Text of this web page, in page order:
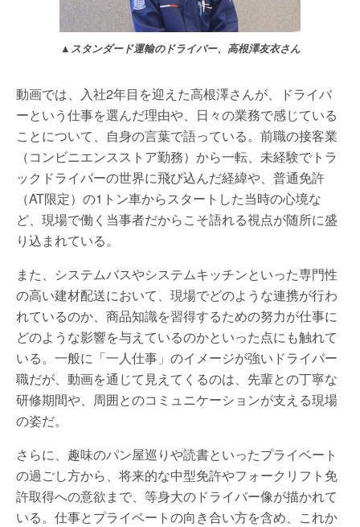
▲スタンダード運輸のドライバー、高根澤友衣さん
動画では、入社2年目を迎えた高根澤さんが、ドライバ
ーという仕事を選んだ理由や、日々の業務で感じている
ことについて、自身の言葉で語っている。前職の接客業
（コンビニエンスストア勤務）から一転、未経験でトラ
ックドライバーの世界に飛び込んだ経緯や、普通免許
（AT限定）の1トン車からスタートした当時の心境な
ど、現場で働く当事者だからこそ語れる視点が随所に盛
り込まれている。
また、システムバスやシステムキッチンといった専門性
の高い建材配送において、現場でどのような連携が行わ
れているのか、商品知識を習得するための努力が仕事に
どのような影響を与えているのかといった点にも触れて
いる。一般に「一人仕事」のイメージが強いドライバー
職だが、動画を通じて見えてくるのは、先輩との丁寧な
研修期間や、周囲とのコミュニケーションが支える現場
の姿だ。
さらに、趣味のパン屋巡りや読書といったプライベート
の過ごし方から、将来的な中型免許やフォークリフト免
許取得への意欲まで、等身大のドライバー像が描かれて
いる。仕事とプライベートの向き合い方を含め、これか